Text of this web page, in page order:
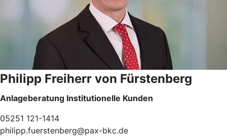
Philipp Freiherr von Fürstenberg
Anlageberatung Institutionelle Kunden
05251 121-1414
philipp.fuerstenberg@pax-bkc.de